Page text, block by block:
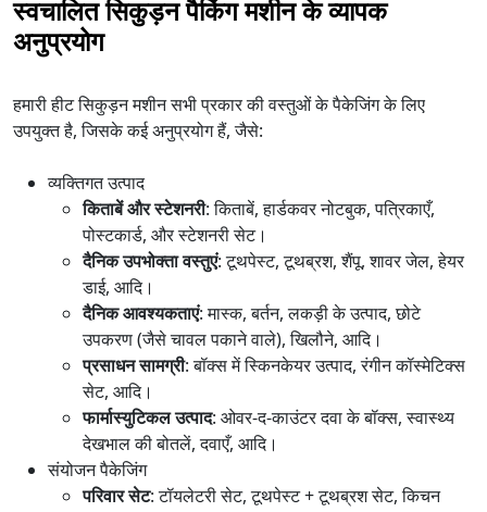
स्वचालित सिकुड़न पैकिंग मशीन के व्यापक
अनुप्रयोग
हमारी हीट सिकुड़न मशीन सभी प्रकार की वस्तुओं के पैकेजिंग के लिए
उपयुक्त है, जिसके कई अनुप्रयोग हैं, जैसे:
व्यक्तिगत उत्पाद
किताबें और स्टेशनरी: किताबें, हार्डकवर नोटबुक, पत्रिकाएँ,
पोस्टकार्ड, और स्टेशनरी सेट।
दैनिक उपभोक्ता वस्तुएं: टूथपेस्ट, टूथब्रश, शैंपू, शावर जेल, हेयर
डाई, आदि।
दैनिक आवश्यकताएं: मास्क, बर्तन, लकड़ी के उत्पाद, छोटे
उपकरण (जैसे चावल पकाने वाले), खिलौने, आदि।
प्रसाधन सामग्री: बॉक्स में स्किनकेयर उत्पाद, रंगीन कॉस्मेटिक्स
सेट, आदि।
फार्मास्युटिकल उत्पाद: ओवर-द-काउंटर दवा के बॉक्स, स्वास्थ्य
देखभाल की बोतलें, दवाएँ, आदि।
संयोजन पैकेजिंग
परिवार सेट: टॉयलेटरी सेट, टूथपेस्ट + टूथब्रश सेट, किचन